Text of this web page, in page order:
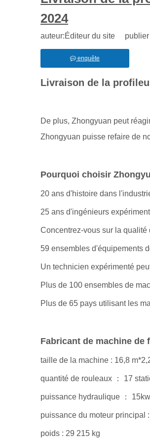
2024
auteur:Éditeur du site
enquête
Livraison de la
De plus, Zhongyuan peut
Zhongyuan puisse refaire de
Pourquoi choisir
20 ans d'histoire dans
25 ans d'ingénieurs
Concentrez-vous sur la
59 ensembles d'équipements
Un technicien expérimenté
Plus de 100 ensembles de
Plus de 65 pays utilisant les
Fabricant de machine de
taille de la machine : 16,8
quantité de rouleaux ： 17
puissance hydraulique ： 15kw
puissance du moteur principal
poids : 29 215 kg